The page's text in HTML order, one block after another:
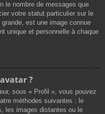
le nombre de messages que
votre statut particulier sur le
est une image connue
unique et personnelle à chaque
?
sous « Profil », vous pouvez
méthodes suivantes : le
les images distantes ou le